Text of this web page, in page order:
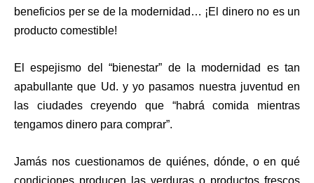
beneficios per se de la modernidad… ¡El dinero no es un
producto comestible!
El espejismo del “bienestar” de la modernidad es tan
apabullante que Ud. y yo pasamos nuestra juventud en
las ciudades creyendo que “habrá comida mientras
tengamos dinero para comprar”.
Jamás nos cuestionamos de quiénes, dónde, o en qué